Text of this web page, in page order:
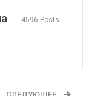
4596 Posts